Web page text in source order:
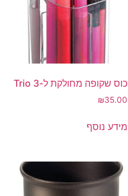
כוס שקופה מחולקת ל-3 Trio
₪35.00
מידע נוסף